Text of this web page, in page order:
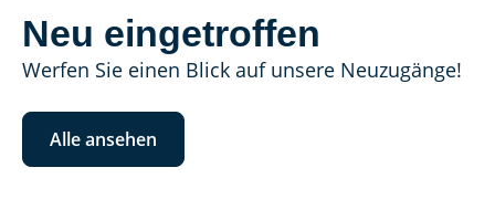
Neu eingetroffen
Werfen Sie einen Blick auf unsere Neuzugänge!
Alle ansehen